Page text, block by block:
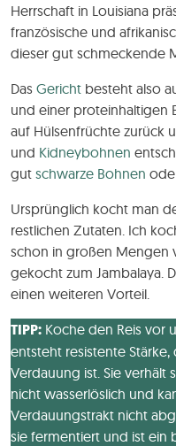
Herrschaft in Louisiana
französische und
dieser gut schmeckende
Das Gericht besteht also
und einer proteinhaltigen
auf Hülsenfrüchte zurück
und Kidneybohnen
gut schwarze Bohnen
Ursprünglich kocht man
restlichen Zutaten. Ich
schon in großen Mengen
gekocht zum Jambalaya.
einen weiteren Vorteil.
TIPP: Koche den Reis vor
entsteht resistente
Verdauung ist. Sie verhält
nicht wasserlöslich und
Verdauungstrakt nicht
sie fermentiert und ist ein